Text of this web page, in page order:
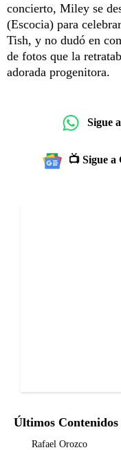
concierto, Miley se
(Escocia) para
Tish, y no dudó en
de fotos que la
adorada progenitora.
Sigue
📺 Sigue a
Últimos Contenidos
Rafael Orozco